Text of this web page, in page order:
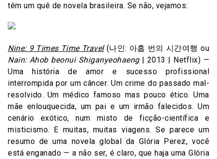
têm um quê de novela brasileira. Se não, vejamos:
Nine: 9 Times Time Travel(나인: 아홉 번의 시간여행 ou
Nain: Ahob beonui Shiganyeohaeng| 2013 | Netflix) —
Uma história de amor e sucesso profissional
interrompida por um câncer. Um crime do passado mal-
resolvido. Um médico famoso mas pouco ético. Uma
mãe enlouquecida, um pai e um irmão falecidos. Um
cenário exótico, num misto de ficção-científica e
misticismo. E muitas, muitas viagens. Se parece um
resumo de uma novela global da Glória Perez, você
está enganado — a não ser, é claro, que haja uma Glória